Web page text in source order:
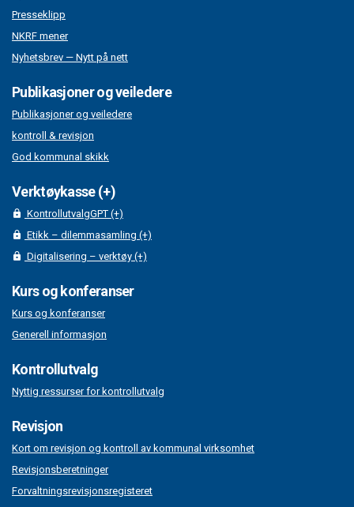
Presseklipp
NKRF mener
Nyhetsbrev — Nytt på nett
Publikasjoner og veiledere
Publikasjoner og veiledere
kontroll & revisjon
God kommunal skikk
Verktøykasse (+)
KontrollutvalgGPT (+)
Etikk – dilemmasamling (+)
Digitalisering – verktøy (+)
Kurs og konferanser
Kurs og konferanser
Generell informasjon
Kontrollutvalg
Nyttig ressurser for kontrollutvalg
Revisjon
Kort om revisjon og kontroll av kommunal virksomhet
Revisjonsberetninger
Forvaltningsrevisjonsregisteret